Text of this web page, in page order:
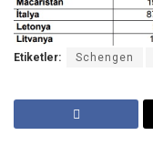
Etiketler: Schengen